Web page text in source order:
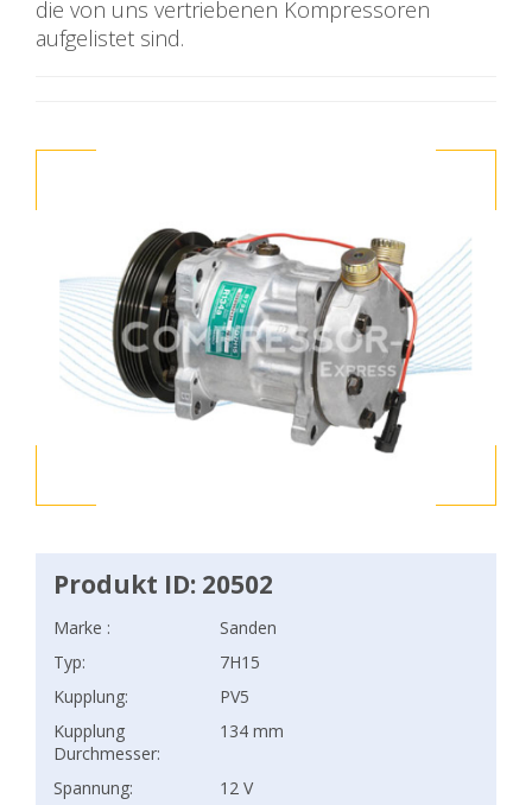
die von uns vertriebenen Kompressoren
aufgelistet sind.
Produkt ID: 20502
Marke :
Sanden
Typ:
7H15
Kupplung:
PV5
Kupplung
Durchmesser:
134 mm
Spannung:
12 V